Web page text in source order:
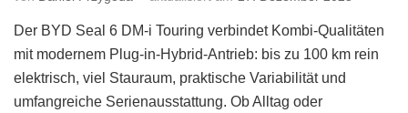
Der BYD Seal 6 DM-i Touring verbindet Kombi-Qualitäten
mit modernem Plug-in-Hybrid-Antrieb: bis zu 100 km rein
elektrisch, viel Stauraum, praktische Variabilität und
umfangreiche Serienausstattung. Ob Alltag oder